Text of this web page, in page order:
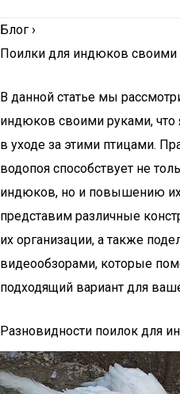
Блог ›
Поилки для индюков своими
В данной статье мы
индюков своими руками,
в уходе за этими птицами.
водопоя способствует не
индюков, но и повышению
представим различные
их организации, а также
видеообзорами, которые
подходящий вариант для
Разновидности поилок для